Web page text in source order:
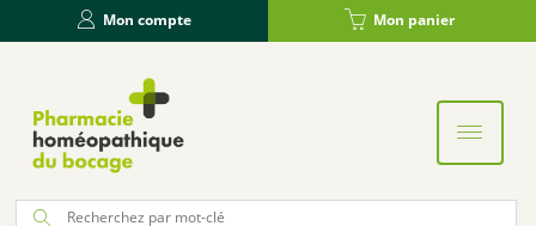
Mon compte Mon panier
Panneau de gestion des cookies